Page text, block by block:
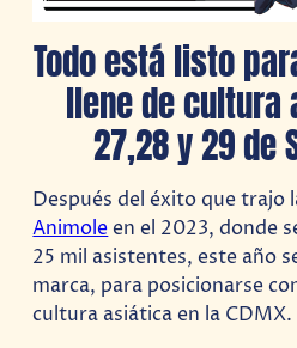
Todo está listo
llene de
27,28 y 29 de
Después del éxito que trajo
Animoleen el 2023, donde
25 mil asistentes, este año
marca, para posicionarse
cultura asiática en la CDMX.